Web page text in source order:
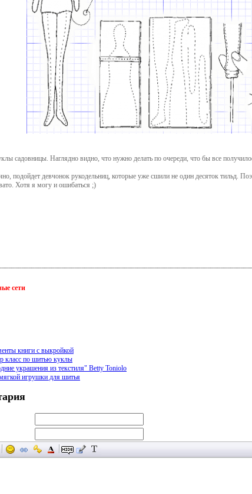
садовницы. Наглядно видно, что нужно делать по очереди, что бы все
подойдет девчонок рукодельниц, которые уже сшили не один десяток тильд.
Хотя я могу и ошибаться ;)
сети
книги с выкройкой
класс по шитью куклы
украшения из текстиля" Betty Toniolo
игрушки для шитья